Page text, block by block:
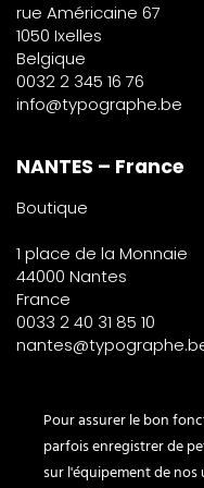
rue Américaine 67
1050 Ixelles
Belgique
0032 2 345 16 76
info@typographe.be
NANTES – France
Boutique
1 place de la Monnaie
44000 Nantes
France
0033 2 40 31 85 10
PARIS – France
Corner
Pour assurer le bon
parfois enregistrer de
sur l'équipement de